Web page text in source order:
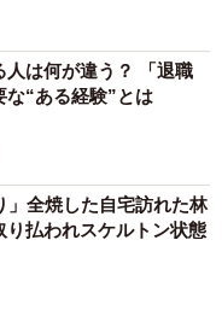
なものは手元に置い
まご自身すごくモノ
荷物を手元に残した
べて持っていくこと
は処分します」との
まの顔つきや話し方が
前を向いて頑張って
は何が違う？ 「退職
な“ある経験”とは
」全焼した自宅訪れた林
払われスケルトン状態